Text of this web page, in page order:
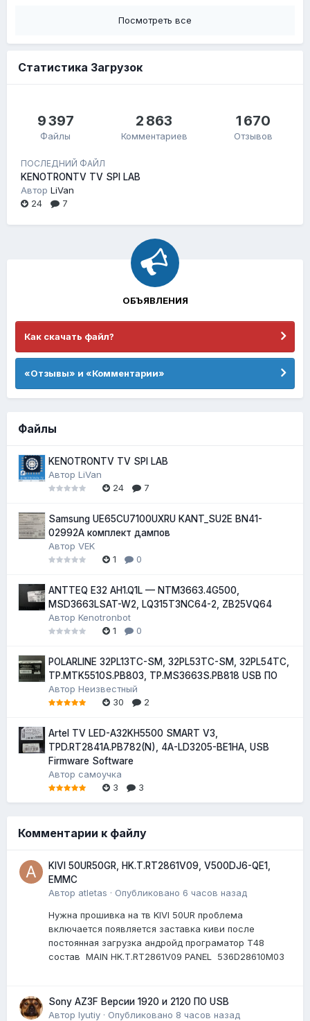
Посмотреть все
Статистика Загрузок
9 397
Файлы
2 863
Комментариев
1 670
Отзывов
ПОСЛЕДНИЙ ФАЙЛ
KENOTRONTV TV SPI LAB
Автор LiVan
24
7
ОБЪЯВЛЕНИЯ
Как скачать файл?
«Отзывы» и «Комментарии»
Файлы
KENOTRONTV TV SPI LAB
Автор LiVan
24
7
Samsung UE65CU7100UXRU KANT_SU2E BN41-
02992A комплект дампов
Автор VEK
1
0
ANTTEQ E32 AH1.Q1L — NTM3663.4G500,
MSD3663LSAT-W2, LQ315T3NC64-2, ZB25VQ64
Автор Kenotronbot
1
0
POLARLINE 32PL13TC-SM, 32PL53TC-SM, 32PL54TC,
TP.MTK5510S.PB803, TP.MS3663S.PB818 USB ПО
Автор Неизвестный
30
2
Artel TV LED-A32KH5500 SMART V3,
TPD.RT2841A.PB782(N), 4A-LD3205-BE1HA, USB
Firmware Software
Автор самоучка
3
3
Комментарии к файлу
KIVI 50UR50GR, HK.T.RT2861V09, V500DJ6-QE1,
EMMC
Автор atletas · Опубликовано 6 часов назад
Нужна прошивка на тв KIVI 50UR проблема
включается появляется заставка киви после
постоянная загрузка андройд програматор Т48
состав MAIN HK.T.RT2861V09 PANEL 536D28610M03
Sony AZ3F Версии 1920 и 2120 ПО USB
Автор lyutiy · Опубликовано 8 часов назад